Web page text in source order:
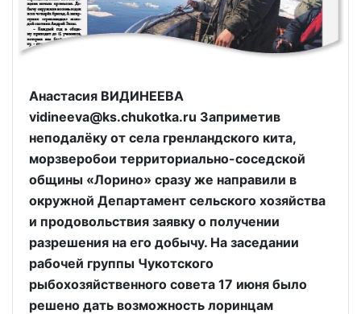
Анастасия ВИДИНЕЕВА
vidineeva@ks.chukotka.ru Заприметив
неподалёку от села гренландского кита,
морзверобои территориально-соседской
общины «Лорино» сразу же направили в
окружной Департамент сельского хозяйства
и продовольствия заявку о получении
разрешения на его добычу. На заседании
рабочей группы Чукотского
рыбохозяйственного совета 17 июня было
решено дать возможность лоринцам